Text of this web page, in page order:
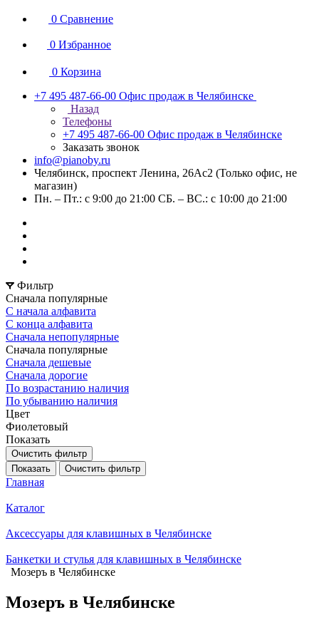
0 Сравнение
0 Избранное
0 Корзина
+7 495 487-66-00 Офис продаж в Челябинске
Назад
Телефоны
+7 495 487-66-00 Офис продаж в Челябинске
Заказать звонок
info@pianoby.ru
Челябинск, проспект Ленина, 26Ас2 (Только офис, не
магазин)
Пн. – Пт.: с 9:00 до 21:00 СБ. – ВС.: с 10:00 до 21:00
Фильтр
Сначала популярные
С начала алфавита
С конца алфавита
Сначала непопулярные
Сначала популярные
Сначала дешевые
Сначала дорогие
По возрастанию наличия
По убыванию наличия
Цвет
Фиолетовый
Показать
Очистить фильтр
Показать
Очистить фильтр
Главная
Каталог
Аксессуары для клавишных в Челябинске
Банкетки и стулья для клавишных в Челябинске
Мозеръ в Челябинске
Мозеръ в Челябинске